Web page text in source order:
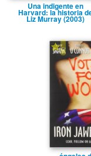
Una indigente en
Harvard: la historia
Liz Murray (2003)
-